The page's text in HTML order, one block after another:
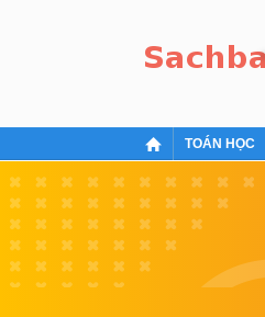
TOÁN HỌC